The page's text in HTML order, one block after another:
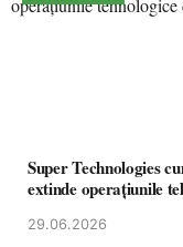
Super Technologies
extinde operațiunile
29.06.2026